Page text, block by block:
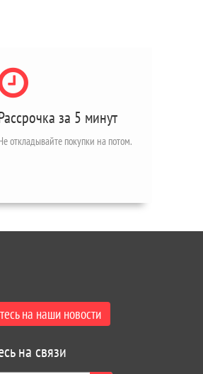
за 5 минут
откладывайте покупки на потом.
на наши новости
на связи